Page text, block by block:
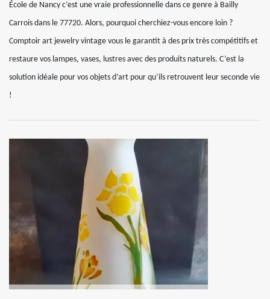
École de Nancy c’est une vraie professionnelle dans ce genre à Bailly
Carrois dans le 77720. Alors, pourquoi cherchiez-vous encore loin ?
Comptoir art jewelry vintage vous le garantit à des prix très compétitifs et
restaure vos lampes, vases, lustres avec des produits naturels. C’est la
solution idéale pour vos objets d’art pour qu’ils retrouvent leur seconde vie
!